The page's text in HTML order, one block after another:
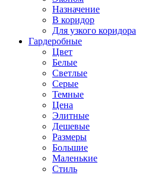
Назначение
В коридор
Для узкого коридора
Гардеробные
Цвет
Белые
Светлые
Серые
Темные
Цена
Элитные
Дешевые
Размеры
Большие
Маленькие
Стиль